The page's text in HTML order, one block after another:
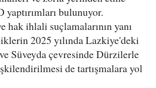
bulunuyor.
hak ihlali suçlamalarının yanı
2025 yılında Lazkiye'deki
Süveyda çevresinde Dürzilerle
de tartışmalara yol